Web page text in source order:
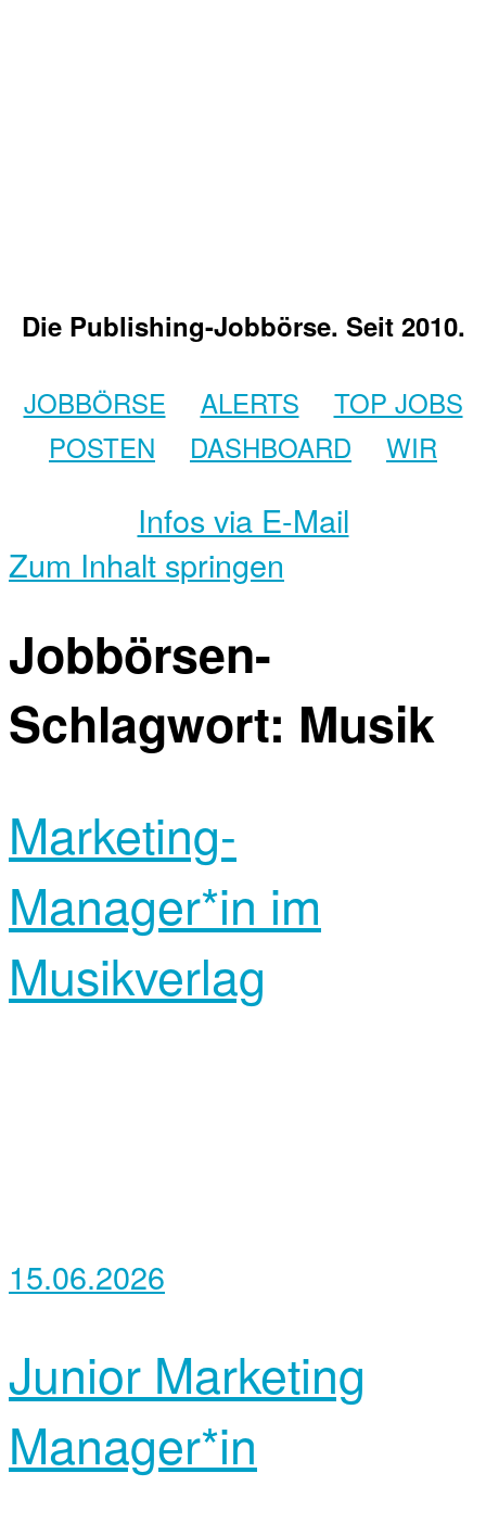
Die Publishing-Jobbörse. Seit 2010.
JOBBÖRSE ALERTS
TOP JOBS
POSTEN
DASHBOARD WIR
Infos via E-Mail
Zum Inhalt springen
Jobbörsen-
Schlagwort: Musik
Marketing-
Manager*in im
Musikverlag
15.06.2026
Junior Marketing
Manager*in